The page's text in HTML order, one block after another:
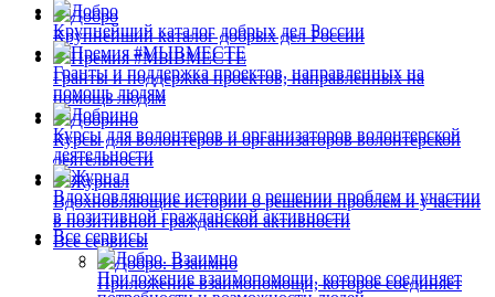
Добро
Крупнейший каталог добрых дел России
Премия #МЫВМЕСТЕ
Гранты и поддержка проектов, направленных на
помощь людям
Добрино
Курсы для волонтеров и организаторов волонтерской
деятельности
Журнал
Вдохновляющие истории о решении проблем и участии
в позитивной гражданской активности
Все сервисы
Добро. Взаимно
Приложение взаимопомощи, которое соединяет
Добро
Крупнейший каталог добрых дел России
Премия #МЫВМЕСТЕ
Гранты и поддержка проектов, направленных на
помощь людям
Добрино
Курсы для волонтеров и организаторов волонтерской
деятельности
Журнал
Вдохновляющие истории о решении проблем и участии
в позитивной гражданской активности
Все сервисы
Добро. Взаимно
Приложение взаимопомощи, которое соединяет